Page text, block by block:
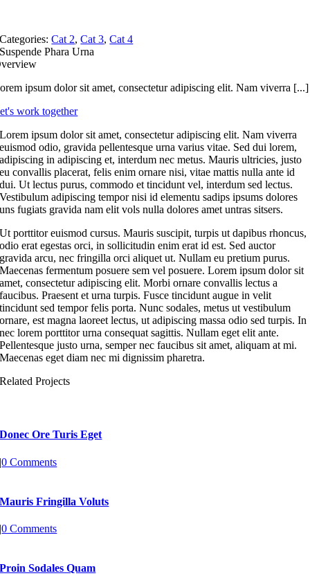
Categories:Cat 2,Cat 3,Cat 4
Suspende Phara Urna
ipsum dolor sit amet, consectetur adipiscing elit. Nam viverra [...]
work together
Lorem ipsum dolor sit amet, consectetur adipiscing elit. Nam viverra
euismod odio, gravida pellentesque urna varius vitae. Sed dui lorem,
adipiscing in adipiscing et, interdum nec metus. Mauris ultricies, justo
eu convallis placerat, felis enim ornare nisi, vitae mattis nulla ante id
dui. Ut lectus purus, commodo et tincidunt vel, interdum sed lectus.
Vestibulum adipiscing tempor nisi id elementu sadips ipsums dolores
uns fugiats gravida nam elit vols nulla dolores amet untras sitsers.
Ut porttitor euismod cursus. Mauris suscipit, turpis ut dapibus rhoncus,
odio erat egestas orci, in sollicitudin enim erat id est. Sed auctor
gravida arcu, nec fringilla orci aliquet ut. Nullam eu pretium purus.
Maecenas fermentum posuere sem vel posuere. Lorem ipsum dolor sit
amet, consectetur adipiscing elit. Morbi ornare convallis lectus a
faucibus. Praesent et urna turpis. Fusce tincidunt augue in velit
tincidunt sed tempor felis porta. Nunc sodales, metus ut vestibulum
ornare, est magna laoreet lectus, ut adipiscing massa odio sed turpis. In
nec lorem porttitor urna consequat sagittis. Nullam eget elit ante.
Pellentesque justo urna, semper nec faucibus sit amet, aliquam at mi.
Maecenas eget diam nec mi dignissim pharetra.
Related Projects
Donec Ore Turis Eget
|0 Comments
Mauris Fringilla Voluts
|0 Comments
Proin Sodales Quam